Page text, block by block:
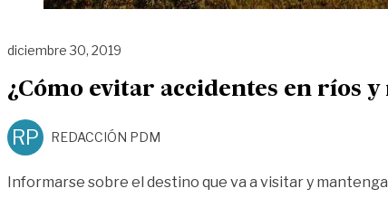
diciembre 30, 2019
¿Cómo evitar accidentes en ríos
RP REDACCIÓN PDM
Informarse sobre el destino que va a visitar y mantenga